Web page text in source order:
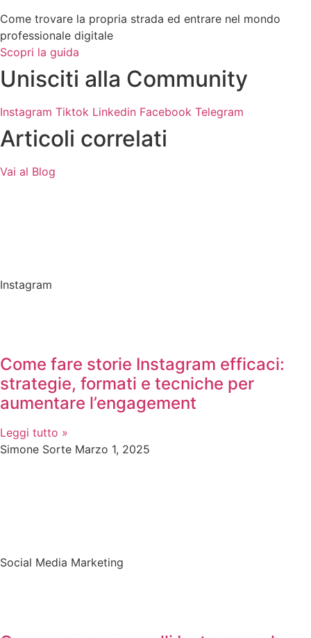
Come trovare la propria strada ed entrare nel mondo
professionale digitale
Scopri la guida
Unisciti alla Community
Instagram Tiktok Linkedin Facebook Telegram
Articoli correlati
Vai al Blog
Instagram
Come fare storie Instagram efficaci:
strategie, formati e tecniche per
aumentare l’engagement
Leggi tutto »
Simone Sorte Marzo 1, 2025
Social Media Marketing